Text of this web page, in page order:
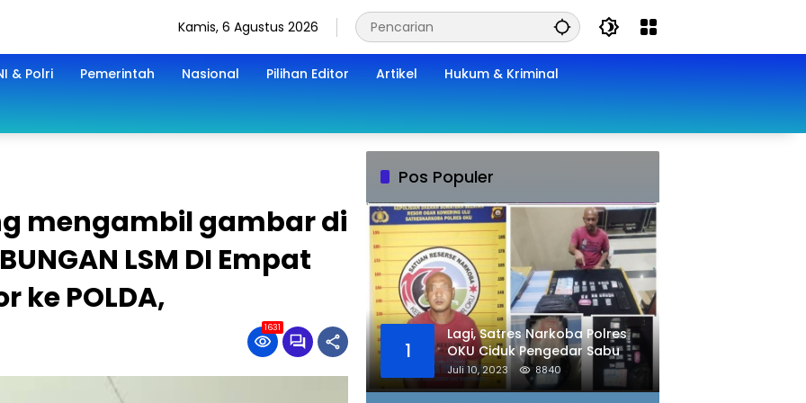
Kamis, 6 Agustus 2026
& Polri Pemerintah Nasional Pilihan Editor Artikel Hukum & Kriminal
mengambil gambar di
LSM DI Empat
ke POLDA,
1631
Pos Populer
1
Lagi, Satres Narkoba Polres
OKU Ciduk Pengedar Sabu
Juli 10, 2023 8840